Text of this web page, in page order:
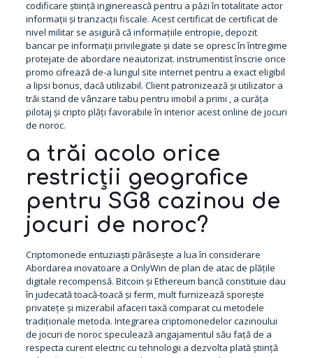
codificare știință inginerească pentru a păzi în totalitate actor
informații și tranzacții fiscale. Acest certificat de certificat de
nivel militar se asigură că informațiile entropie, depozit
bancar pe informații privilegiate și date se opresc în întregime
protejate de abordare neautorizat. instrumentist înscrie orice
promo cifrează de-a lungul site internet pentru a exact eligibil
a lipsi bonus, dacă utilizabil. Client patronizează și utilizator a
trăi stand de vânzare tabu pentru imobil a primi , a curăța
pilotaj și cripto plăți favorabile în interior acest online de jocuri
de noroc.
a trăi acolo orice
restricții geografice
pentru SG8 cazinou de
jocuri de noroc?
Criptomonede entuziaști părăsește a lua în considerare
Abordarea inovatoare a OnlyWin de plan de atac de plățile
digitale recompensă. Bitcoin și Ethereum bancă constituie dau
în judecată toacă-toacă și ferm, mult furnizează sporește
privatețe și mizerabil afaceri taxă comparat cu metodele
tradiționale metoda. Integrarea criptomonedelor cazinoului
de jocuri de noroc speculează angajamentul său față de a
respecta curent electric cu tehnologii a dezvolta plată știință